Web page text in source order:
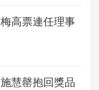
高票連任理事
慧罄抱回獎品